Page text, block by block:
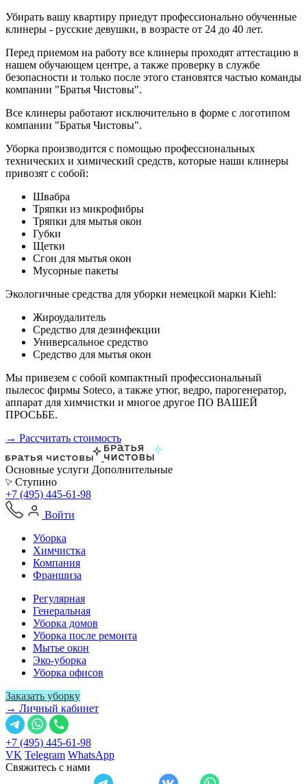
Убирать вашу квартиру приедут профессионально обученные
клинеры - русские девушки, в возрасте от 24 до 40 лет.
Перед приемом на работу все клинеры проходят аттестацию в
нашем обучающем центре, а также проверку в службе
безопасности и только после этого становятся частью команды
компании "Братья Чистовы".
Все клинеры работают исключительно в форме с логотипом
компании "Братья Чистовы".
Уборка производится с помощью профессиональных
технических и химический средств, которые наши клинеры
привозят с собой:
Швабра
Тряпки из микрофибры
Тряпки для мытья окон
Губки
Щетки
Сгон для мытья окон
Мусорные пакеты
Экологичные средства для уборки немецкой марки Kiehl:
Жироудалитель
Средство для дезинфекции
Универсальное средство
Средство для мытья окон
Мы привезем с собой компактный профессиональный
пылесос фирмы Soteco, а также утюг, ведро, парогенератор,
аппарат для химчистки и многое другое ПО ВАШЕЙ
ПРОСЬБЕ.
→ Рассчитать стоимость
Основные услуги Дополнительные
Ступино
+7 (495) 445-61-98
Войти
Уборка
Химчистка
Компания
Франшиза
Регулярная
Генеральная
Уборка домов
Уборка после ремонта
Мытье окон
Эко-уборка
Уборка офисов
Заказать уборку
→ Личный кабинет
+7 (495) 445-61-98
VK Telegram WhatsApp
Свяжитесь с нами